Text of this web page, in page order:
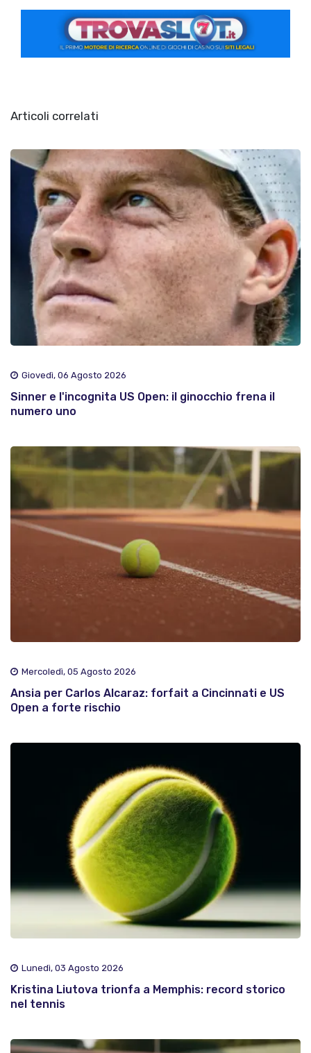
Articoli correlati
Giovedì, 06 Agosto 2026
Sinner e l'incognita US Open: il ginocchio frena il
numero uno
Mercoledì, 05 Agosto 2026
Ansia per Carlos Alcaraz: forfait a Cincinnati e US
Open a forte rischio
Lunedì, 03 Agosto 2026
Kristina Liutova trionfa a Memphis: record storico
nel tennis